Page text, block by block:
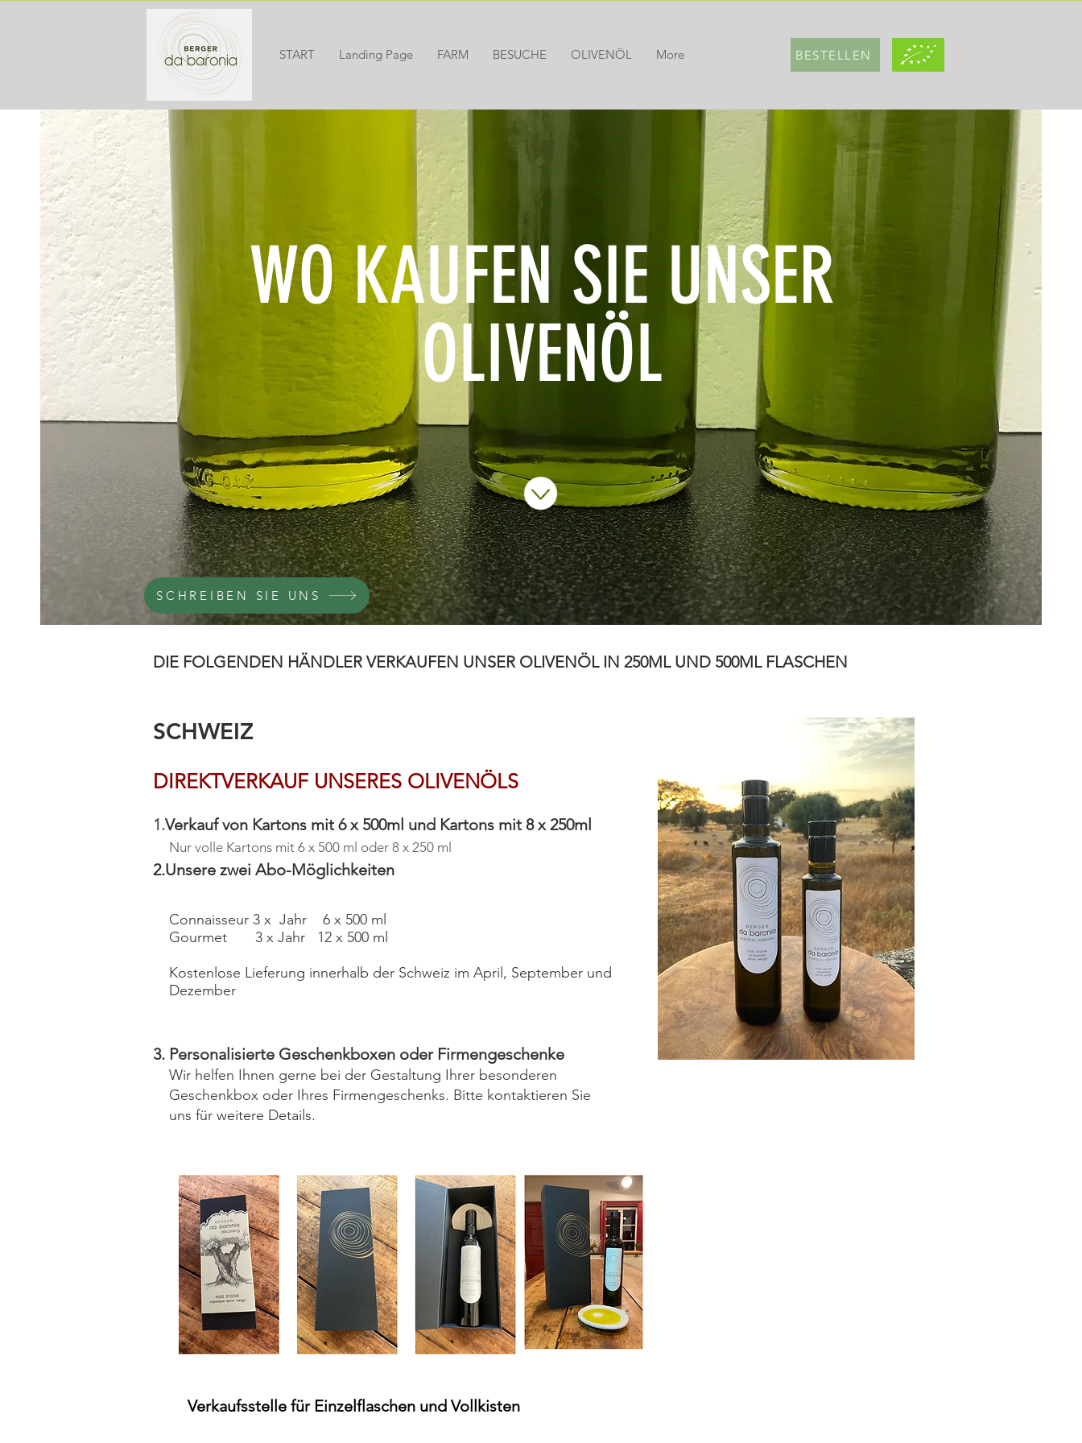
START Landing Page FARM BESUCHE OLIVENÖL More BESTELLEN
WO KAUFEN SIE UNSER
OLIVENÖL
SCHREIBEN SIE UNS
DIE FOLGENDEN HÄNDLER VERKAUFEN UNSER OLIVENÖL IN 250ML UND 500ML FLASCHEN
SCHWEIZ
DIREKTVERKAUF UNSERES OLIVENÖLS
1.Verkauf von Kartons mit 6 x 500ml und Kartons mit 8 x 250ml
2.Unsere zwei Abo-Möglichkeiten
Connaisseur 3 x Jahr 6 x 500 ml
Gourmet 3 x Jahr 12 x 500 ml
Kostenlose Lieferung innerhalb der Schweiz im April, September und
Dezember
3. Personalisierte Geschenkboxen oder Firmengeschenke
Wir helfen Ihnen gerne bei der Gestaltung Ihrer besonderen
Geschenkbox oder Ihres Firmengeschenks. Bitte kontaktieren Sie
uns für weitere Details.
Nur volle Kartons mit 6 x 500 ml oder 8 x 250 ml
Verkaufsstelle für Einzelflaschen und Vollkisten